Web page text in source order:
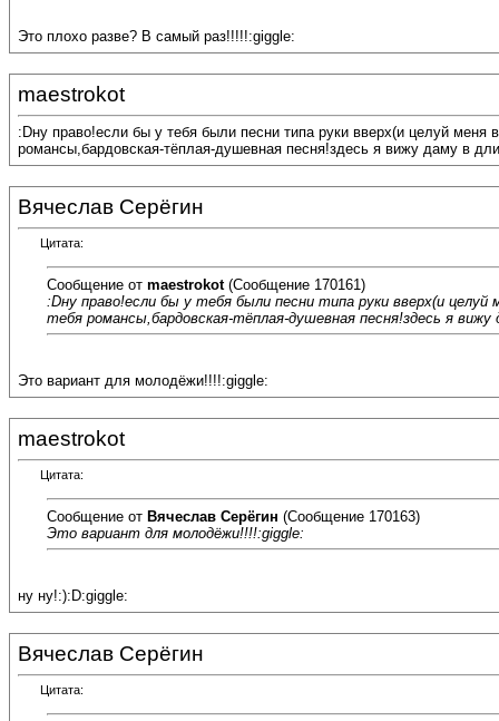
Это плохо разве? В самый раз!!!!!:giggle:
maestrokot
:Dну право!если бы у тебя были песни типа руки вверх(и целуй
романсы,бардовская-тёплая-душевная песня!здесь я вижу даму в
Вячеслав Серёгин
Цитата:
Сообщение от maestrokot(Сообщение 170161)
:Dну право!если бы у тебя были песни типа руки вверх(и
тебя романсы,бардовская-тёплая-душевная песня!здесь я
Это вариант для молодёжи!!!!:giggle:
maestrokot
Цитата:
Сообщение от Вячеслав Серёгин (Сообщение 170163)
Это вариант для молодёжи!!!!:giggle:
ну ну!:):D:giggle:
Вячеслав Серёгин
Цитата: